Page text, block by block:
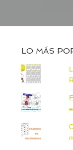
LO MÁS